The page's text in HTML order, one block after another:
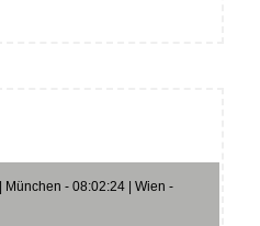
- 08:02:24 | Wien -